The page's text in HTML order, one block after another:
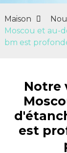
Maison
Moscou et au-
bm est
Notre
est